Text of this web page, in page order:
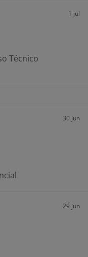
1 jul
Técnico
30 jun
29 jun